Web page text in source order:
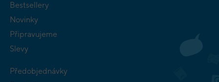
Bestsellery
Novinky
Připravujeme
Slevy
Předobjednávky